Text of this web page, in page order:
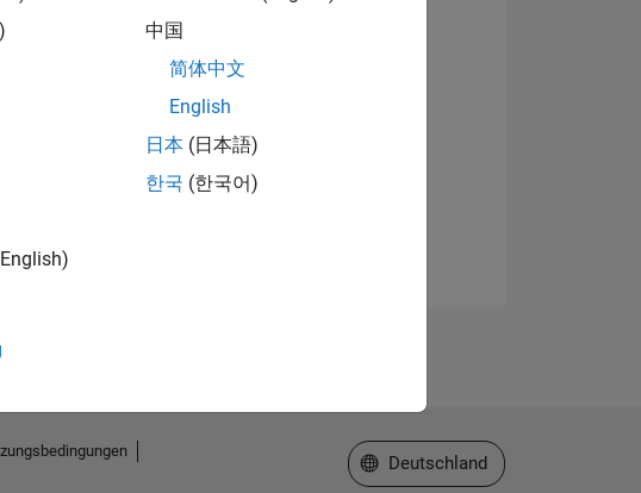
中国
简体中文
English
日本 (日本語)
한국 (한국어)
Website auswählen
Deutschland